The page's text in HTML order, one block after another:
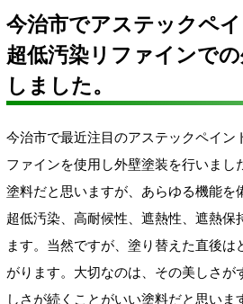
今治市でアステックペ
超低汚染リファインで
しました。
今治市で最近注目のアステックペイン
ファインを使用し外壁塗装を行いまし
塗料だと思いますが、あらゆる機能を
超低汚染、高耐候性、遮熱性、遮熱保
ます。当然ですが、塗り替えた直後は
がります。大切なのは、その美しさが
しさが続くことがいい塗料だと思いま